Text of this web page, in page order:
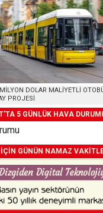
DOLAR MALİYETLİ
PROJESİ
5 GÜNLÜK HAVA
GÜNÜN NAMAZ